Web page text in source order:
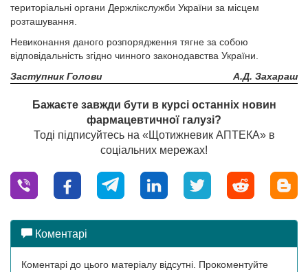
територіальні органи Держлікслужби України за місцем
розташування.
Невиконання даного розпорядження тягне за собою
відповідальність згідно чинного законодавства України.
Заступник Голови
А.Д. Захараш
Бажаєте завжди бути в курсі останніх новин
фармацевтичної галузі?
Тоді підписуйтесь на «Щотижневик АПТЕКА» в
соціальних мережах!
Коментарі
Коментарі до цього матеріалу відсутні. Прокоментуйте